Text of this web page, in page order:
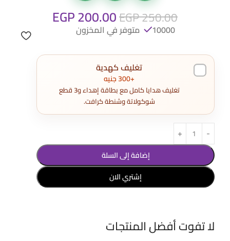
EGP250.00
EGP200.00
10000 متوفر في المخزون
تغليف كهدية
+300 جنيه
تغليف هدايا كامل مع بطاقة إهداء و3 قطع
شوكولاتة وشنطة كرافت.
إضافة إلى السلة
إشتري الان
لا تفوت أفضل المنتجات